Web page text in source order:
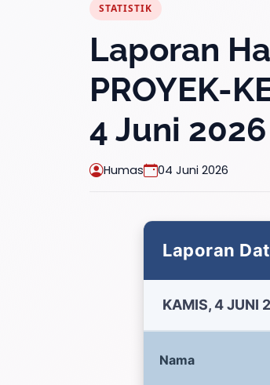
STATISTIK
Laporan
PROYEK-
4 Juni 2026
Humas 04 Juni 2026
Laporan
KAMIS, 4 JUNI
Nama